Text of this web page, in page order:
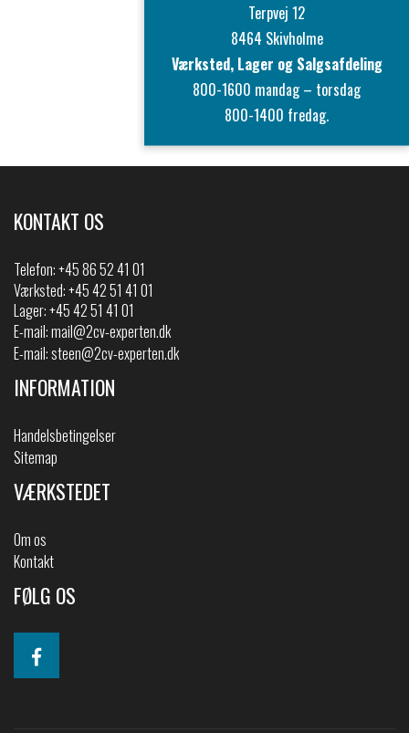
Terpvej 12
8464 Skivholme
Værksted, Lager og Salgsafdeling
800-1600 mandag – torsdag
800-1400 fredag.
KONTAKT OS
Telefon:+45 86 52 41 01
Værksted: +45 42 51 41 01
Lager: +45 42 51 41 01
E-mail:mail@2cv-experten.dk
E-mail:steen@2cv-experten.dk
INFORMATION
Handelsbetingelser
Sitemap
VÆRKSTEDET
Om os
Kontakt
FØLG OS